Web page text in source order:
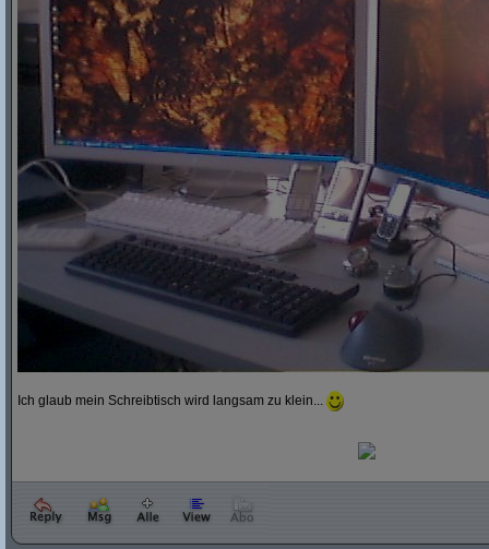
Ich glaub mein Schreibtisch wird langsam zu klein...